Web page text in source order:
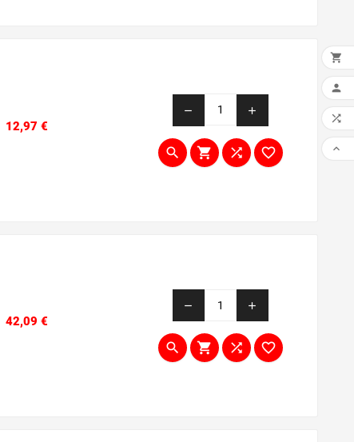
12,97 €Prezzo
remove add
   
42,09 €Prezzo
remove add
   



